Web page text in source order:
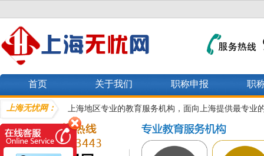
首页 关于我们 职称申报 职
上海无忧网： 上海地区专业的教育服务机构，面向上海提供最专业